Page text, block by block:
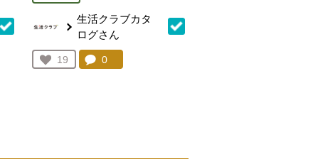
見る。
生活クラブカタ
ログさん
お気に入り登録：
19
人が登録
コメント：
0件。コメントを見る。